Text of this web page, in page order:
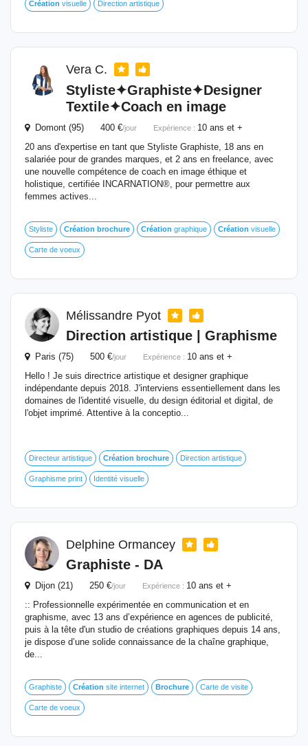
Création visuelle Direction artistique
Vera C.
Styliste✦Graphiste✦Designer
Textile✦Coach en image
Domont (95) 400 €/jour Expérience : 10 ans et +
20 ans d'expertise en tant que Styliste Graphiste, 18 ans en
salariée pour de grandes marques, et 2 ans en freelance, avec
une nouvelle compétence de coach en image éthique et
holistique, certifiée INCARNATION®, pour permettre aux
femmes actives...
Styliste Création brochure Création graphique Création visuelle
Carte de voeux
Mélissandre Pyot
Direction artistique | Graphisme
Paris (75) 500 €/jour Expérience : 10 ans et +
Hello ! Je suis directrice artistique et designer graphique
indépendante depuis 2018. J'interviens essentiellement dans les
domaines de l'identité visuelle, du design éditorial et digital, de
l'objet imprimé. Attentive à la conceptio...
Directeur artistique Création brochure Direction artistique
Graphisme print Identité visuelle
Delphine Ormancey
Graphiste - DA
Dijon (21) 250 €/jour Expérience : 10 ans et +
:: Professionnelle expérimentée en communication et en
graphisme, avec 13 ans d’expérience en agences de publicité,
puis à la tête d'un studio de créations graphiques depuis 14 ans,
je dispose d’une solide connaissance de la chaîne graphique,
de...
Graphiste Création site internet Brochure Carte de visite
Carte de voeux